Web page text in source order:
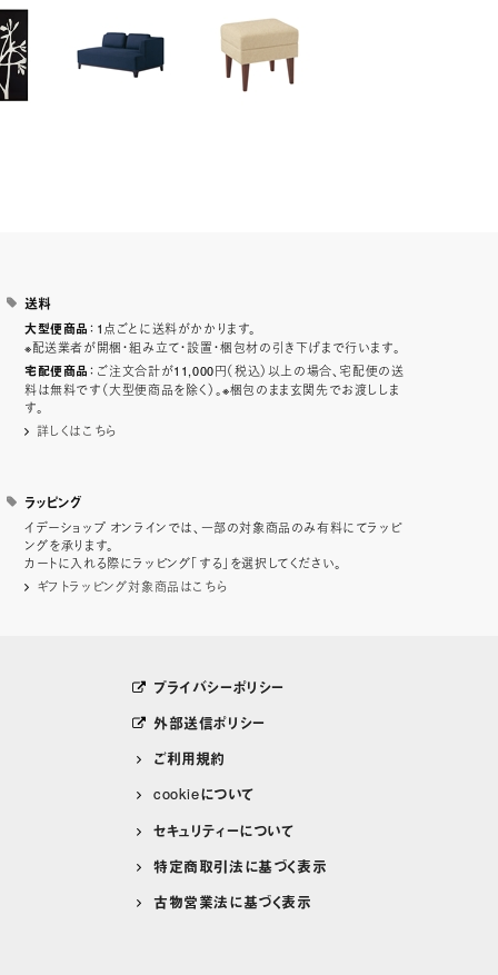
送料
大型便商品 ：1点ごとに送料がかかります。
※配送業者が開梱・組み立て・設置・梱包材の引き下げまで行います。
宅配便商品 ：ご注文合計が11,000円（税込）以上の場合、宅配便の送
料は無料です（大型便商品を除く）。※梱包のまま玄関先でお渡ししま
す。
詳しくはこちら
ラッピング
イデーショップ オンラインでは、一部の対象商品のみ有料にてラッピ
ングを承ります。
カートに入れる際にラッピング「する」を選択してください。
ギフトラッピング対象商品はこちら
プライバシーポリシー
外部送信ポリシー
ご利用規約
cookieについて
セキュリティーについて
特定商取引法に基づく表示
古物営業法に基づく表示